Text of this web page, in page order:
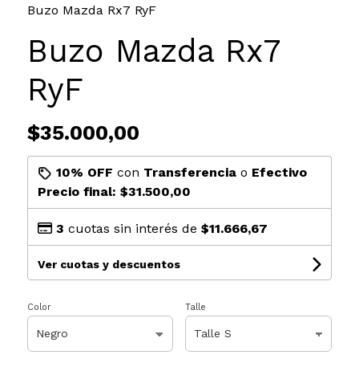
Buzo Mazda Rx7 RyF
Buzo Mazda Rx7
RyF
$35.000,00
10% OFF con Transferenciao Efectivo
Precio final: $31.500,00
3 cuotas sin interés de $11.666,67
Ver cuotas y descuentos
Color Talle